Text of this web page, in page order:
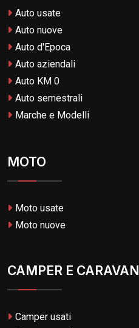
Auto usate
Auto nuove
Auto d'Epoca
Auto aziendali
Auto KM 0
Auto semestrali
Marche e Modelli
MOTO
Moto usate
Moto nuove
CAMPER E CARAVAN
Camper usati